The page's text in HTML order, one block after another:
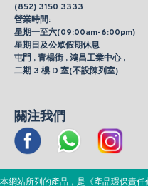
(852) 3150 3333
營業時間:
星期一至六(09:00am-6:00pm)
星期日及公眾假期休息
屯門 , 青楊街 , 鴻昌工業中心 ,
二期 3 樓 D 室(不設陳列室)
關注我們
本網站所列的產品，是《產品環保責